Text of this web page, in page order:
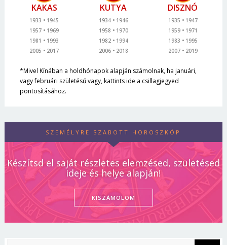
KAKAS
1933
1945
1957
1969
1981
1993
2005
2017
KUTYA
1934
1946
1958
1970
1982
1994
2006
2018
DISZNÓ
1935
1947
1959
1971
1983
1995
2007
2019
*Mivel Kínában a holdhónapok alapján számolnak, ha januári,
vagy februári születésű vagy, kattints ide a csillagjegyed
pontosításához.
SZEMÉLYRE SZABOTT HOROSZKÓP
Készítsd el saját részletes elemzésed, születésed
ideje és helye alapján!
KISZÁMOLOM